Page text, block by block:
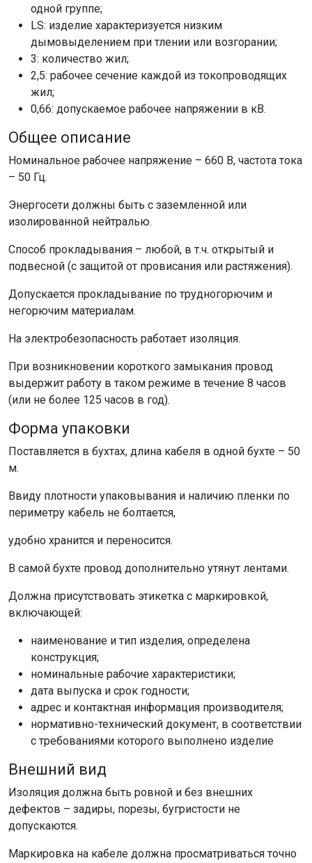
одной группе;
LS: изделие характеризуется низким
дымовыделением при тлении или возгорании;
3: количество жил;
2,5: рабочее сечение каждой из токопроводящих
жил;
0,66: допускаемое рабочее напряжении в кВ.
Общее описание
Номинальное рабочее напряжение – 660 В, частота тока
– 50 Гц.
Энергосети должны быть с заземленной или
изолированной нейтралью.
Способ прокладывания – любой, в т.ч. открытый и
подвесной (с защитой от провисания или растяжения).
Допускается прокладывание по трудногорючим и
негорючим материалам.
На электробезопасность работает изоляция.
При возникновении короткого замыкания провод
выдержит работу в таком режиме в течение 8 часов
(или не более 125 часов в год).
Форма упаковки
Поставляется в бухтах, длина кабеля в одной бухте – 50
м.
Ввиду плотности упаковывания и наличию пленки по
периметру кабель не болтается,
удобно хранится и переносится.
В самой бухте провод дополнительно утянут лентами.
Должна присутствовать этикетка с маркировкой,
включающей:
наименование и тип изделия, определена
конструкция;
номинальные рабочие характеристики;
дата выпуска и срок годности;
адрес и контактная информация производителя;
нормативно-технический документ, в соответствии
с требованиями которого выполнено изделие
Внешний вид
Изоляция должна быть ровной и без внешних
дефектов – задиры, порезы, бугристости не
допускаются.
Маркировка на кабеле должна просматриваться точно